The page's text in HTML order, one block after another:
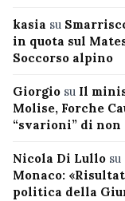
kasia su
in quota sul
Soccorso alpino
Giorgio su Il
Molise, Forche
“svarioni” di non
Nicola Di Lullo su
Monaco:
politica della